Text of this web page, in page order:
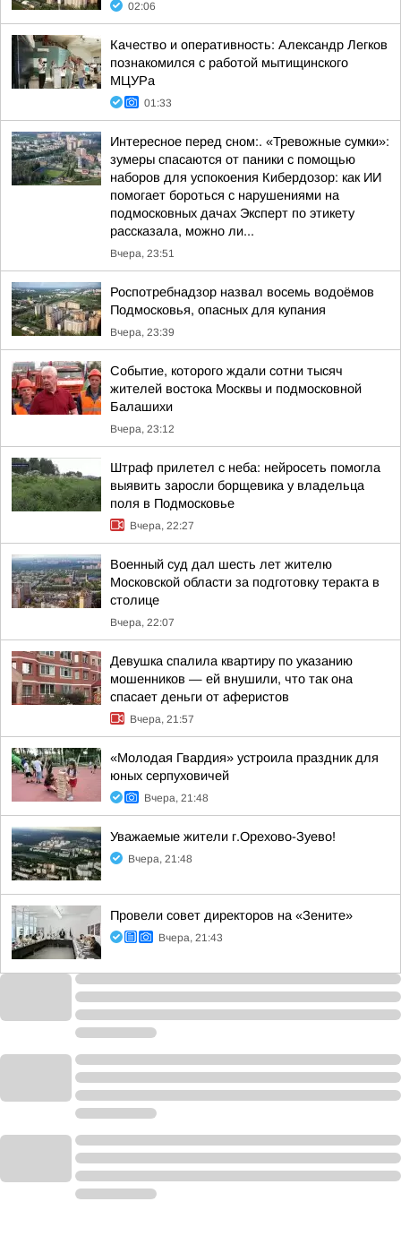
02:06
Качество и оперативность: Александр Легков
познакомился с работой мытищинского
МЦУРа
01:33
Интересное перед сном:. «Тревожные сумки»:
зумеры спасаются от паники с помощью
наборов для успокоения Кибердозор: как ИИ
помогает бороться с нарушениями на
подмосковных дачах Эксперт по этикету
рассказала, можно ли...
Вчера, 23:51
Роспотребнадзор назвал восемь водоёмов
Подмосковья, опасных для купания
Вчера, 23:39
Событие, которого ждали сотни тысяч
жителей востока Москвы и подмосковной
Балашихи
Вчера, 23:12
Штраф прилетел с неба: нейросеть помогла
выявить заросли борщевика у владельца
поля в Подмосковье
Вчера, 22:27
Военный суд дал шесть лет жителю
Московской области за подготовку теракта в
столице
Вчера, 22:07
Девушка спалила квартиру по указанию
мошенников — ей внушили, что так она
спасает деньги от аферистов
Вчера, 21:57
«Молодая Гвардия» устроила праздник для
юных серпуховичей
Вчера, 21:48
Уважаемые жители г.Орехово-Зуево!
Вчера, 21:48
Провели совет директоров на «Зените»
Вчера, 21:43